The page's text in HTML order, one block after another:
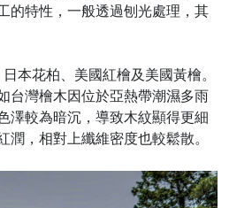
的特性，一般透過刨光處理，其
本花柏、美國紅檜及美國黃檜。
台灣檜木因位於亞熱帶潮濕多雨
澤較為暗沉，導致木紋顯得更細
，相對上纖維密度也較鬆散。